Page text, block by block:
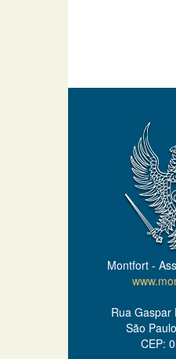
Montfort -
Rua Gaspar
São
CEP: